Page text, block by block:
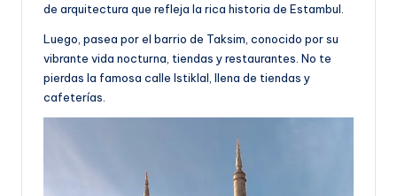
de arquitectura que refleja la rica historia de Estambul.
Luego, pasea por el barrio de Taksim, conocido por su
vibrante vida nocturna, tiendas y restaurantes. No te
pierdas la famosa calle Istiklal, llena de tiendas y
cafeterías.